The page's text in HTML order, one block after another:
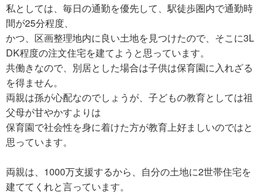
私としては、毎日の通勤を優先して、駅徒歩圏内で通勤時
間が25分程度、
かつ、区画整理地内に良い土地を見つけたので、そこに3L
DK程度の注文住宅を建てようと思っています。
共働きなので、別居とした場合は子供は保育園に入れざる
を得ません。
両親は孫が心配なのでしょうが、子どもの教育としては祖
父母が甘やかすよりは
保育園で社会性を身に着けた方が教育上好ましいのではと
思っています。
両親は、1000万支援するから、自分の土地に2世帯住宅を
建ててくれと言っています。